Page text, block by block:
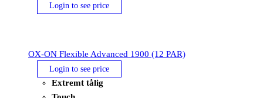
Login to see price
OX-ON Flexible Advanced 1900 (12 PAR)
Login to see price
Extremt tålig